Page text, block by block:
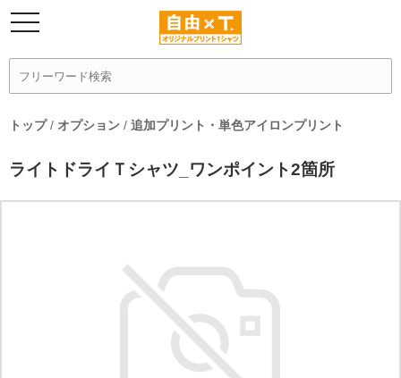
トップ/ オプション / 追加プリント・単色アイロンプリント
ライトドライＴシャツ_ワンポイント2箇所